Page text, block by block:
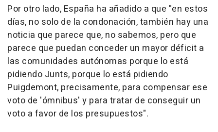
Por otro lado, España ha añadido a que "en estos
días, no solo de la condonación, también hay una
noticia que parece que, no sabemos, pero que
parece que puedan conceder un mayor déficit a
las comunidades autónomas porque lo está
pidiendo Junts, porque lo está pidiendo
Puigdemont, precisamente, para compensar ese
voto de 'ómnibus' y para tratar de conseguir un
voto a favor de los presupuestos".